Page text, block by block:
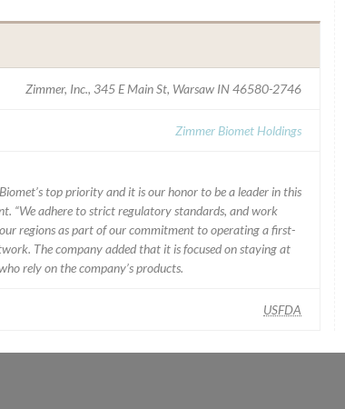
Zimmer, Inc., 345 E Main St, Warsaw IN 46580-2746
Zimmer Biomet Holdings
top priority and it is our honor to be a leader in this
“We adhere to strict regulatory standards, and work
regions as part of our commitment to operating a first-
The company added that it is focused on staying at
rely on the company’s products.
USFDA